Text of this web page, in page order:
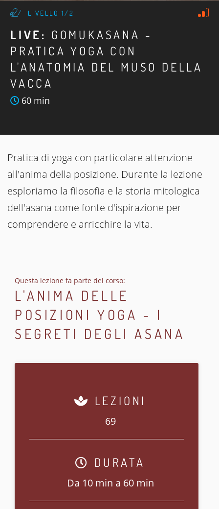
LIVELLO 1/2
LIVE: GOMUKASANA -
PRATICA YOGA CON
L'ANATOMIA DEL MUSO DELLA
VACCA
60 min
Pratica di yoga con particolare attenzione
all'anima della posizione. Durante la lezione
esploriamo la filosofia e la storia mitologica
dell'asana come fonte d'ispirazione per
comprendere e arricchire la vita.
Questa lezione fa parte del corso:
L'ANIMA DELLE
POSIZIONI YOGA - I
SEGRETI DEGLI ASANA
LEZIONI
69
DURATA
Da 10 min a 60 min